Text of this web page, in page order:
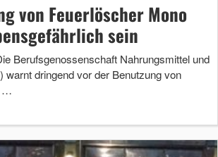
von Feuerlöscher Mono
sein
Berufsgenossenschaft Nahrungsmittel und
warnt dringend vor der Benutzung von
…